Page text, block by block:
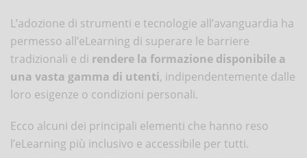
L’adozione di strumenti e tecnologie all’avanguardia ha
permesso all’eLearning di superare le barriere
tradizionali e di rendere la formazione disponibile a
una vasta gamma di utenti, indipendentemente dalle
loro esigenze o condizioni personali.
Ecco alcuni dei principali elementi che hanno reso
l’eLearning più inclusivo e accessibile per tutti.